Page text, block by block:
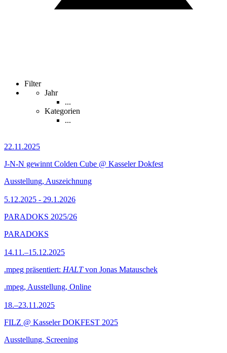
Filter
Jahr
...
Kategorien
...
22.11.2025
J-N-N gewinnt Colden Cube @ Kasseler Dokfest
Ausstellung, Auszeichnung
5.12.2025 - 29.1.2026
PARADOKS 2025/26
PARADOKS
14.11.–15.12.2025
.mpeg präsentiert: HALTvon Jonas Matauschek
.mpeg, Ausstellung, Online
18.–23.11.2025
FILZ @ Kasseler DOKFEST 2025
Ausstellung, Screening